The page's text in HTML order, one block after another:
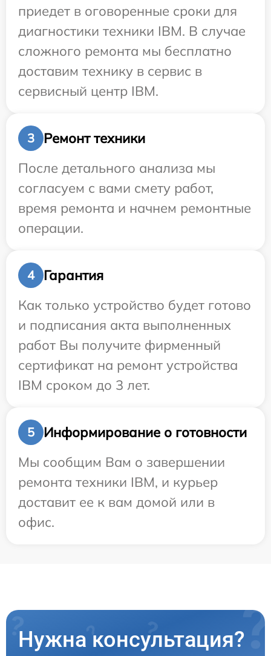
приедет в оговоренные сроки для
диагностики техники IBM. В случае
сложного ремонта мы бесплатно
доставим технику в сервис в
сервисный центр IBM.
3
Ремонт техники
После детального анализа мы
согласуем с вами смету работ,
время ремонта и начнем ремонтные
операции.
4
Гарантия
Как только устройство будет готово
и подписания акта выполненных
работ Вы получите фирменный
сертификат на ремонт устройства
IBM сроком до 3 лет.
5
Информирование о готовности
Мы сообщим Вам о завершении
ремонта техники IBM, и курьер
доставит ее к вам домой или в
офис.
Нужна консультация?